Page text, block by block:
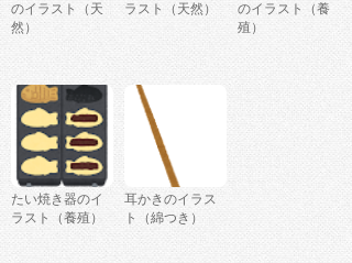
のイラスト（天
然）
ラスト（天然）
のイラスト（養
殖）
たい焼き器のイ
ラスト（養殖）
耳かきのイラス
ト（綿つき）